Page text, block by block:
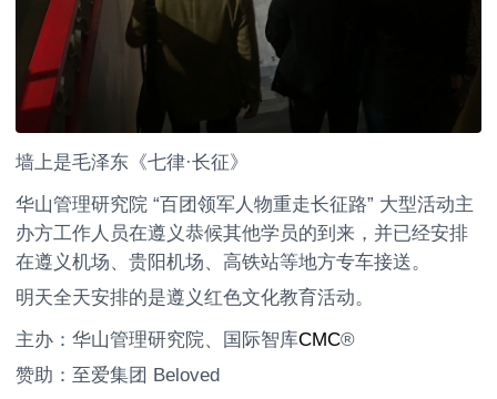
墙上是毛泽东《七律·长征》
华山管理研究院 “百团领军人物重走长征路” 大型活动主
办方工作人员在遵义恭候其他学员的到来，并已经安排
在遵义机场、贵阳机场、高铁站等地方专车接送。
明天全天安排的是遵义红色文化教育活动。
主办：华山管理研究院、国际智库CMC®
赞助：至爱集团 Beloved